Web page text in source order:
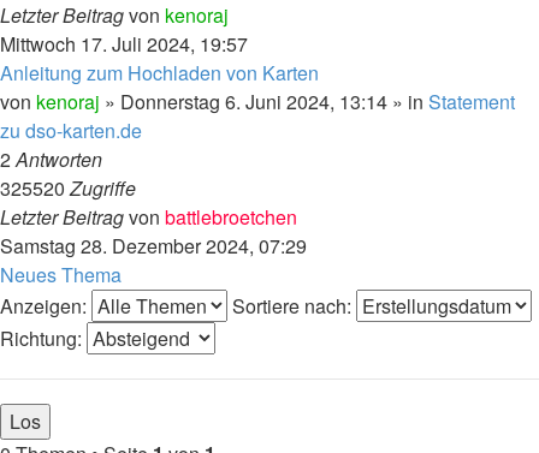
Letzter Beitragvon kenoraj
Mittwoch 17. Juli 2024, 19:57
Anleitung zum Hochladen von Karten
von kenoraj » Donnerstag 6. Juni 2024, 13:14 » in Statement
zu dso-karten.de
2Antworten
325520Zugriffe
Letzter Beitragvon battlebroetchen
Samstag 28. Dezember 2024, 07:29
Neues Thema
Anzeigen:
Sortiere nach:
Richtung: